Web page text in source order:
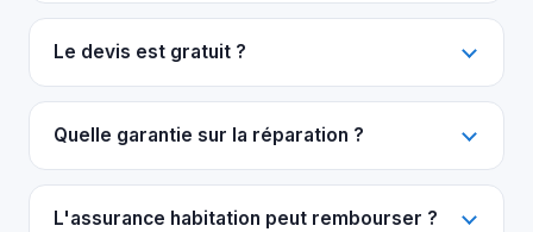
Le devis est gratuit ?
Quelle garantie sur la réparation ?
L'assurance habitation peut rembourser ?